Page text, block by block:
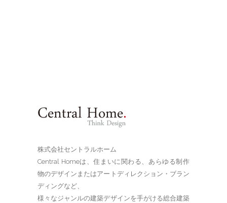
株式会社セントラルホーム
Central Homeは、住まいに関わる、あらゆる制作
物のデザインまたはアートディレクション・ブラン
ディングなど、
様々なジャンルの建築デザインを手がける総合建築